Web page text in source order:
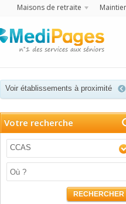
Maisons de retraite
Voir établissements à proximité
Votre recherche
CCAS
RECHERCHER